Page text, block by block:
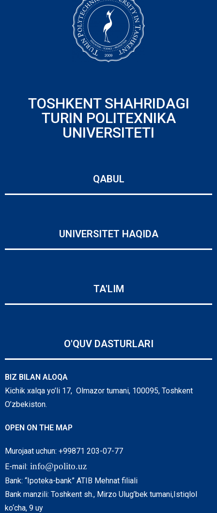
TOSHKENT SHAHRIDAGI
TURIN POLITEXNIKA
UNIVERSITETI
QABUL
UNIVERSITET HAQIDA
TA'LIM
O'QUV DASTURLARI
BIZ BILAN ALOQA
Kichik xalqa yo’li 17, Olmazor tumani, 100095, Toshkent
O’zbekiston.
OPEN ON THE MAP
Murojaat uchun: +99871 203-07-77
E-mail: info@polito.uz
Bank: “Ipoteka-bank” ATIB Mehnat filiali
Bank manzili: Toshkent sh., Mirzo Ulug’bek tumani,Istiqlol
ko‘cha, 9 uy